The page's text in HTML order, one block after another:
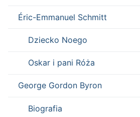
Éric-Emmanuel Schmitt
Dziecko Noego
Oskar i pani Róża
George Gordon Byron
Biografia